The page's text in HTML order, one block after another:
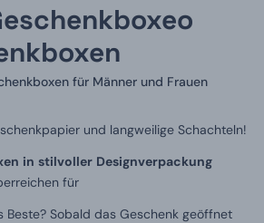
für Männer und Frauen
und langweilige Schachteln!
in stilvoller Designverpackung
für
Beste? Sobald das Geschenk geöffnet